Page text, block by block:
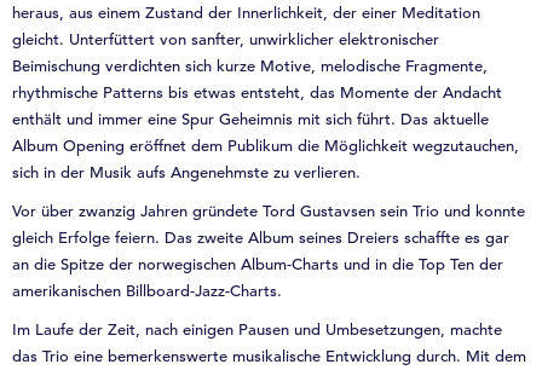
heraus, aus einem Zustand der Innerlichkeit, der einer Meditation
gleicht. Unterfüttert von sanfter, unwirklicher elektronischer
Beimischung verdichten sich kurze Motive, melodische Fragmente,
rhythmische Patterns bis etwas entsteht, das Momente der Andacht
enthält und immer eine Spur Geheimnis mit sich führt. Das aktuelle
Album Opening eröffnet dem Publikum die Möglichkeit wegzutauchen,
sich in der Musik aufs Angenehmste zu verlieren.
Vor über zwanzig Jahren gründete Tord Gustavsen sein Trio und konnte
gleich Erfolge feiern. Das zweite Album seines Dreiers schaffte es gar
an die Spitze der norwegischen Album-Charts und in die Top Ten der
amerikanischen Billboard-Jazz-Charts.
Im Laufe der Zeit, nach einigen Pausen und Umbesetzungen, machte
das Trio eine bemerkenswerte musikalische Entwicklung durch. Mit dem